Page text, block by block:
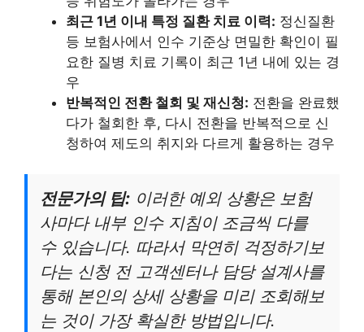
최근 1년 이내 특정 질환 치료 이력: 정신질환
등 보험사에서 인수 기준상 면밀한 확인이 필
요한 질병 치료 기록이 최근 1년 내에 있는 경
우
반복적인 전환 철회 및 재신청: 전환을 완료했
다가 철회한 후, 다시 전환을 반복적으로 신
청하여 제도의 취지와 다르게 활용하는 경우
전문가의 팁: 이러한 예외 상황은 보험
사마다 내부 인수 지침이 조금씩 다를
수 있습니다. 따라서 막연히 걱정하기보
다는 신청 전 고객센터나 담당 설계사를
통해 본인의 상세 상황을 미리 조회해보
는 것이 가장 확실한 방법입니다.